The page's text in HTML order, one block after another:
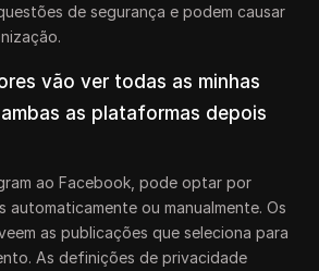
de segurança e podem causar
vão ver todas as minhas
as plataformas depois
ao Facebook, pode optar por
automaticamente ou manualmente. Os
as publicações que seleciona para
As definições de privacidade